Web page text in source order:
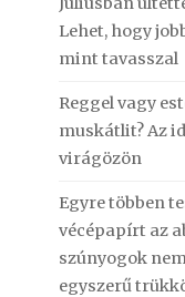
Lehet, hogy
mint tavasszal
Reggel vagy
muskátlit? Az
virágözön
Egyre többen
vécépapírt az
szúnyogok
egyszerű